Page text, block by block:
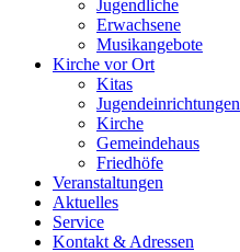
Jugendliche
Erwachsene
Musikangebote
Kirche vor Ort
Kitas
Jugendeinrichtungen
Kirche
Gemeindehaus
Friedhöfe
Veranstaltungen
Aktuelles
Service
Kontakt & Adressen